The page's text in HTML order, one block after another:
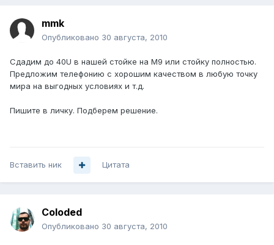
mmk
Опубликовано 30 августа, 2010
Сдадим до 40U в нашей стойке на М9 или стойку полностью.
Предложим телефонию с хорошим качеством в любую точку
мира на выгодных условиях и т.д.
Пишите в личку. Подберем решение.
Вставить ник Цитата
Coloded
Опубликовано 30 августа, 2010